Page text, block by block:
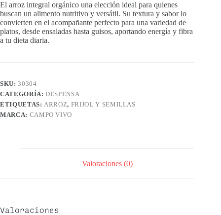
El arroz integral orgánico una elección ideal para quienes
buscan un alimento nutritivo y versátil. Su textura y sabor lo
convierten en el acompañante perfecto para una variedad de
platos, desde ensaladas hasta guisos, aportando energía y fibra
a tu dieta diaria.
SKU:30304
CATEGORÍA:DESPENSA
ETIQUETAS:ARROZ, FRIJOL Y SEMILLAS
MARCA: CAMPO VIVO
Valoraciones (0)
Valoraciones